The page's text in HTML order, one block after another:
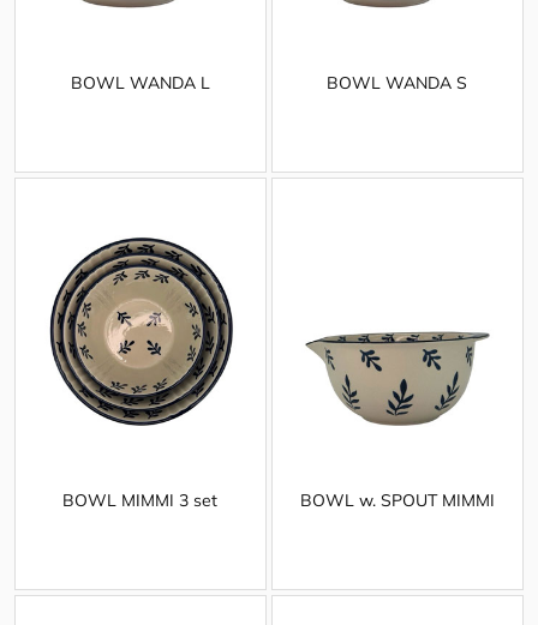
BOWL WANDA L BOWL WANDA S
BOWL MIMMI 3 set BOWL w. SPOUT MIMMI